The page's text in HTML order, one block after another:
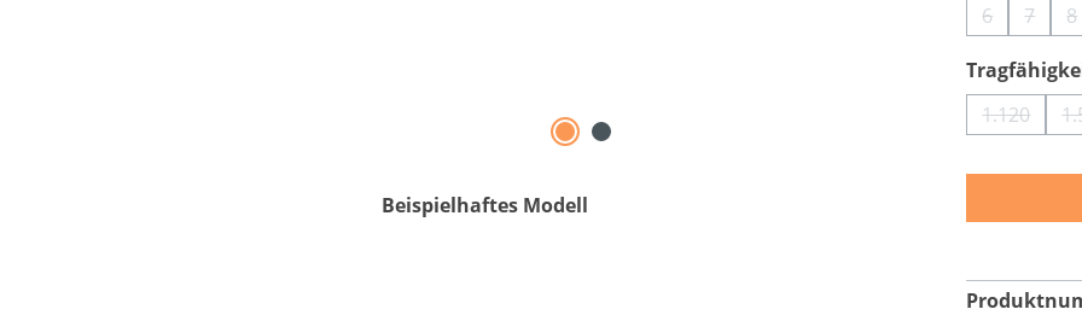
Beispielhaftes Modell
6(Diese
7 8
1.120(Diese